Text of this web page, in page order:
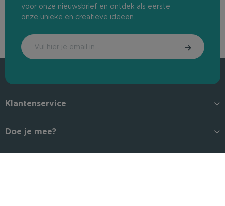
voor onze nieuwsbrief en ontdek als eerste
onze unieke en creatieve ideeën.
Klantenservice
Doe je mee?